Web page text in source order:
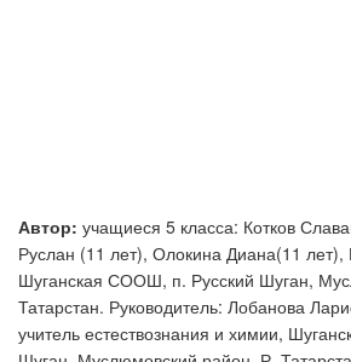
Автор: учащиеся 5 класса: Котков
Руслан (11 лет), Олокина Диана(11
Шуганская СООШ, п. Русский Шуган,
Татарстан. Руководитель: Лобанова
учитель естествознания и химии,